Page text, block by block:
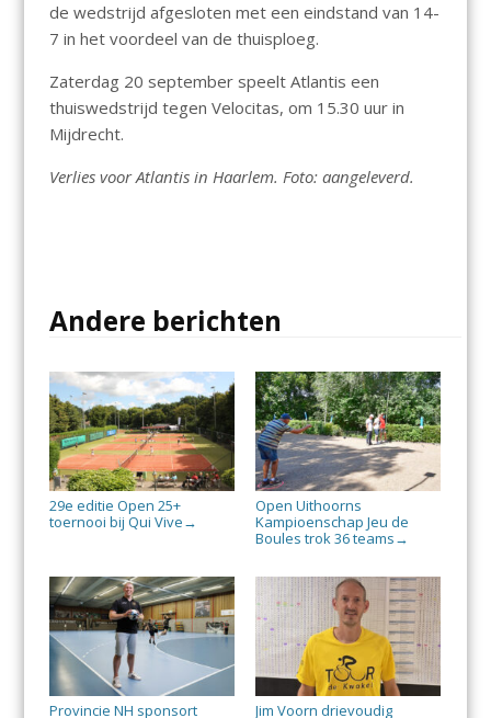
de wedstrijd afgesloten met een eindstand van 14-
7 in het voordeel van de thuisploeg.
Zaterdag 20 september speelt Atlantis een
thuiswedstrijd tegen Velocitas, om 15.30 uur in
Mijdrecht.
Verlies voor Atlantis in Haarlem. Foto: aangeleverd.
Andere berichten
29e editie Open 25+
toernooi bij Qui Vive →
Open Uithoorns
Kampioenschap Jeu de
Boules trok 36 teams →
Provincie NH sponsort
Jim Voorn drievoudig